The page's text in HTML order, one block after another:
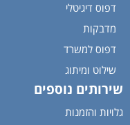
דפוס דיגיטלי
מדבקות
דפוס למשרד
שילוט ומיתוג
שירותים נוספים
גלויות והזמנות